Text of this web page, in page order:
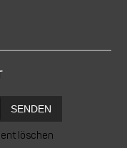
SENDEN
löschen